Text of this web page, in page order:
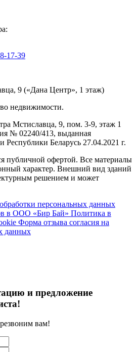
17-39
9 («Дана Центр», 1 этаж)
недвижимости.
Мстиславца, 9, пом. 3-9, этаж 1
№ 02240/413, выданная
Беларусь 27.04.2021 г.
публичной офертой. Все материалы
характер. Внешний вид зданий
решением и может
персональных данных
в ООО «Бир Бай» Политика в
Форма отзыва согласия на
данных
и предложение
вам!